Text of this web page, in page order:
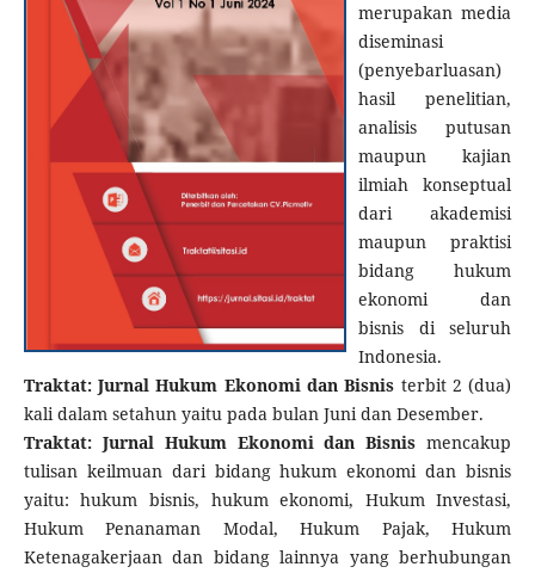
merupakan media
diseminasi
(penyebarluasan)
hasil penelitian,
analisis putusan
maupun kajian
ilmiah konseptual
dari akademisi
maupun praktisi
bidang hukum
ekonomi dan
bisnis di seluruh
Indonesia.
Traktat: Jurnal Hukum Ekonomi dan Bisnis terbit 2 (dua)
kali dalam setahun yaitu pada bulan Juni dan Desember.
Traktat: Jurnal Hukum Ekonomi dan Bisnis mencakup
tulisan keilmuan dari bidang hukum ekonomi dan bisnis
yaitu: hukum bisnis, hukum ekonomi, Hukum Investasi,
Hukum Penanaman Modal, Hukum Pajak, Hukum
Ketenagakerjaan dan bidang lainnya yang berhubungan